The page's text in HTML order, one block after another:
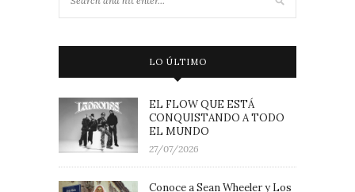
LO ÚLTIMO
EL FLOW QUE ESTÁ
CONQUISTANDO A TODO
EL MUNDO
27/07/2026
Conoce a Sean Wheeler y Los